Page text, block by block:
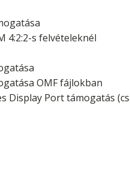
4:2:2-s felvételeknél
OMF fájlokban
Display Port támogatás